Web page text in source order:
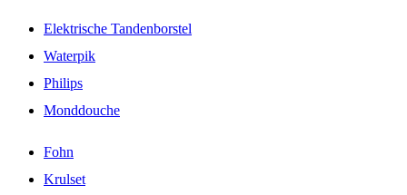
Elektrische Tandenborstel
Waterpik
Philips
Monddouche
Fohn
Krulset